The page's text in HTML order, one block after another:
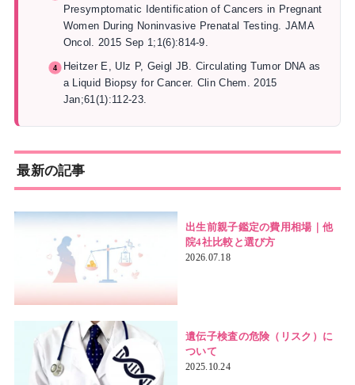
Presymptomatic Identification of Cancers in Pregnant
Women During Noninvasive Prenatal Testing. JAMA
Oncol. 2015 Sep 1;1(6):814-9.
Heitzer E, Ulz P, Geigl JB. Circulating Tumor DNA as
a Liquid Biopsy for Cancer. Clin Chem. 2015
Jan;61(1):112-23.
最新の記事
出生前親子鑑定の費用相場｜他
院4社比較と選び方
2026.07.18
遺伝子検査の危険（リスク）に
ついて
2025.10.24